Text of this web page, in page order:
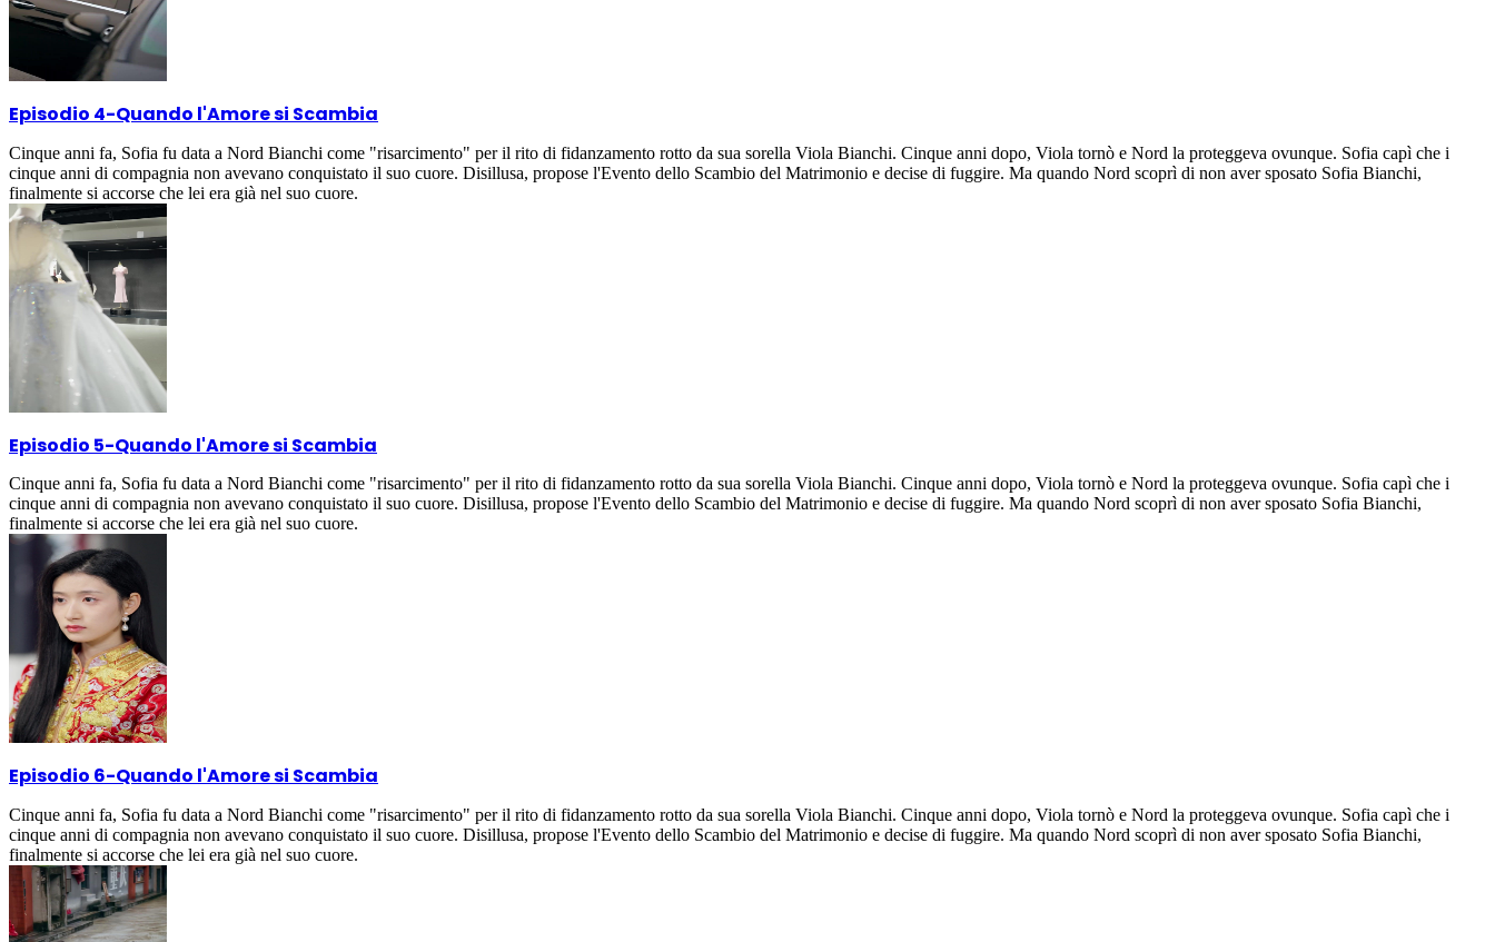
Episodio 4-Quando l'Amore si Scambia
Cinque anni fa, Sofia fu data a Nord Bianchi come "risarcimento" per il rito di fidanzamento rotto da sua sorella Viola Bianchi. Cinque anni dopo, Viola tornò e Nord la proteggeva ovunque. Sofia capì che i
cinque anni di compagnia non avevano conquistato il suo cuore. Disillusa, propose l'Evento dello Scambio del Matrimonio e decise di fuggire. Ma quando Nord scoprì di non aver sposato Sofia Bianchi,
finalmente si accorse che lei era già nel suo cuore.
Episodio 5-Quando l'Amore si Scambia
Cinque anni fa, Sofia fu data a Nord Bianchi come "risarcimento" per il rito di fidanzamento rotto da sua sorella Viola Bianchi. Cinque anni dopo, Viola tornò e Nord la proteggeva ovunque. Sofia capì che i
cinque anni di compagnia non avevano conquistato il suo cuore. Disillusa, propose l'Evento dello Scambio del Matrimonio e decise di fuggire. Ma quando Nord scoprì di non aver sposato Sofia Bianchi,
finalmente si accorse che lei era già nel suo cuore.
Episodio 6-Quando l'Amore si Scambia
Cinque anni fa, Sofia fu data a Nord Bianchi come "risarcimento" per il rito di fidanzamento rotto da sua sorella Viola Bianchi. Cinque anni dopo, Viola tornò e Nord la proteggeva ovunque. Sofia capì che i
cinque anni di compagnia non avevano conquistato il suo cuore. Disillusa, propose l'Evento dello Scambio del Matrimonio e decise di fuggire. Ma quando Nord scoprì di non aver sposato Sofia Bianchi,
finalmente si accorse che lei era già nel suo cuore.